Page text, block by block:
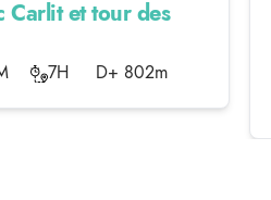
Carlit et tour des
7H D+ 802m